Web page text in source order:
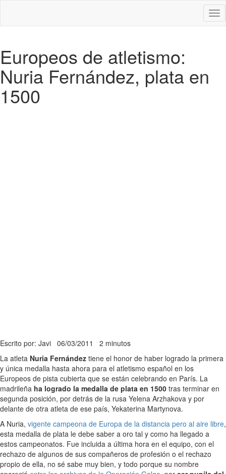
Europeos de atletismo:
Nuria Fernández, plata en
1500
Escrito por: Javi 06/03/2011 2 minutos
La atleta Nuria Fernández tiene el honor de haber logrado la primera
y única medalla hasta ahora para el atletismo español en los
Europeos de pista cubierta que se están celebrando en París. La
madrileña ha logrado la medalla de plata en 1500 tras terminar en
segunda posición, por detrás de la rusa Yelena Arzhakova y por
delante de otra atleta de ese país, Yekaterina Martynova.
A Nuria, vigente campeona de Europa de la distancia pero al aire libre,
esta medalla de plata le debe saber a oro tal y como ha llegado a
estos campeonatos. Fue incluida a última hora en el equipo, con el
rechazo de algunos de sus compañeros de profesión o el rechazo
propio de ella, no sé sabe muy bien, y todo porque su nombre